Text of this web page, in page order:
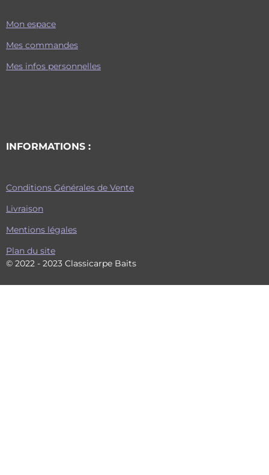
Mon espace
Mes commandes
Mes infos personnelles
INFORMATIONS :
Conditions Générales de Vente
Livraison
Mentions légales
Plan du site
© 2022 - 2023 Classicarpe Baits